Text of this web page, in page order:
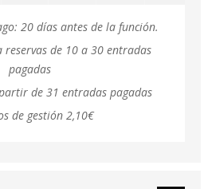
20 días antes de la función.
de 10 a 30 entradas
pagadas
de 31 entradas pagadas
de gestión 2,10€